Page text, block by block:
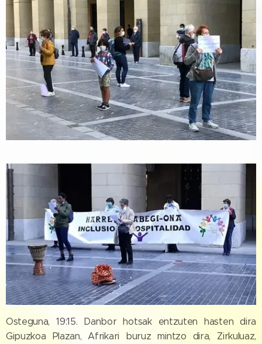
Osteguna, 19:15. Danbor hotsak entzuten hasten dira
Gipuzkoa Plazan, Afrikari buruz mintzo dira, Zirkuluaz,